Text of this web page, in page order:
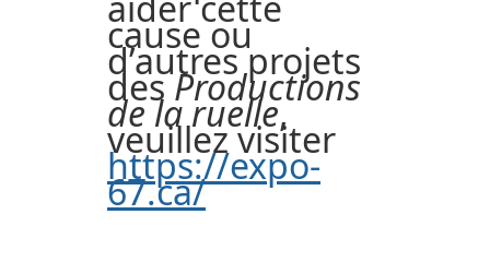
cause ou
d’autres projets
desProductions
de la ruelle,
veuillez visiter
https://expo-
67.ca/